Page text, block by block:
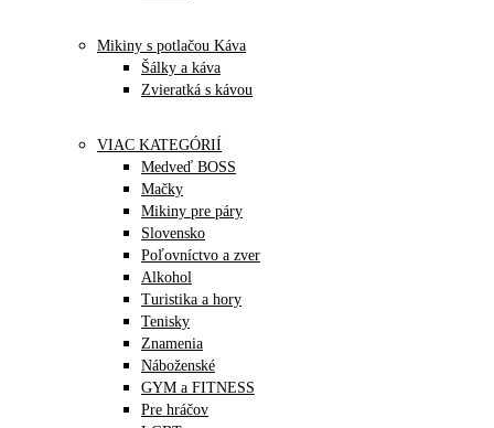
Mikiny s potlačou Káva
Šálky a káva
Zvieratká s kávou
VIAC KATEGÓRIÍ
Medveď BOSS
Mačky
Mikiny pre páry
Slovensko
Poľovníctvo a zver
Alkohol
Turistika a hory
Tenisky
Znamenia
Náboženské
GYM a FITNESS
Pre hráčov